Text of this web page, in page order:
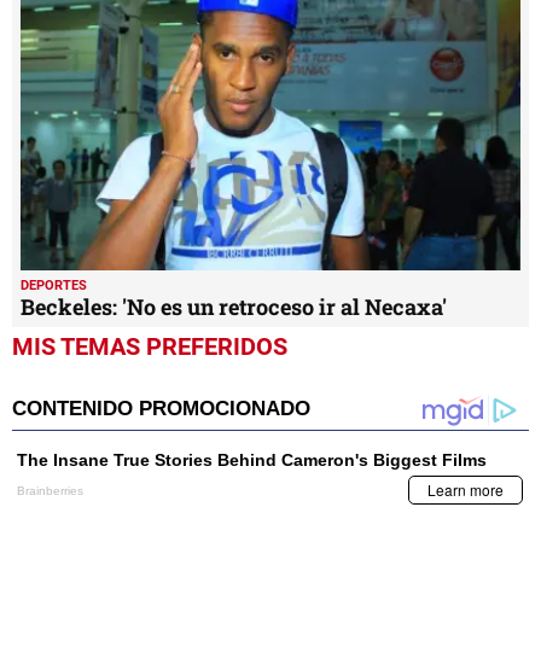
DEPORTES
Beckeles: 'No es un retroceso ir al Necaxa'
MIS TEMAS PREFERIDOS